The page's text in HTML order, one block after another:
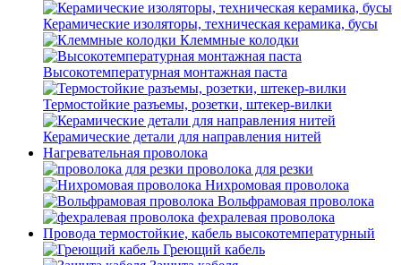
Керамические изоляторы, техническая керамика, бусы
Клеммные колодки
Высокотемпературная монтажная паста
Термостойкие разъемы, розетки, штекер-вилки
Керамические детали для направления нитей
Нагревательная проволока
проволока для резки
Нихромовая проволока
Вольфрамовая проволока
фехралевая проволока
Провода термостойкие, кабель высокотемпературный
Греющий кабель